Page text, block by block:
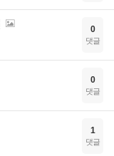
0
댓글
0
댓글
1
댓글